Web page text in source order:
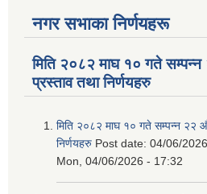
नगर सभाका निर्णयहरू
मिति २०८२ माघ १० गते
प्रस्ताव तथा निर्णयहरु
मिति २०८२ माघ १० गते सम्पन्न २२
निर्णयहरु Post date: 04/06/
Mon, 04/06/2026 - 17:32